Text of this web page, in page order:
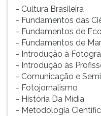
- Cultura Brasileira
- Fundamentos das
- Fundamentos de
- Fundamentos de
- Introdução à
- Introdução às
- Comunicação e
- Fotojornalismo
- História Da Mídia
- Metodologia